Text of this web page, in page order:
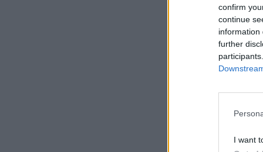
confirm
continue
information
further
I want